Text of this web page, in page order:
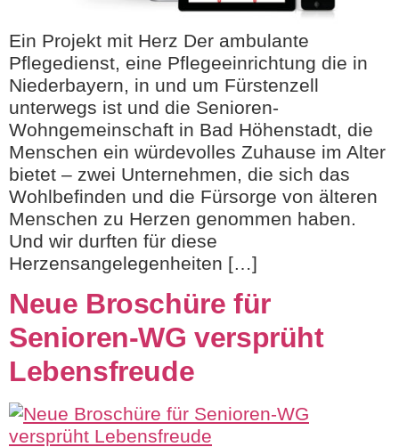
Ein Projekt mit Herz Der ambulante
Pflegedienst, eine Pflegeeinrichtung die in
Niederbayern, in und um Fürstenzell
unterwegs ist und die Senioren-
Wohngemeinschaft in Bad Höhenstadt, die
Menschen ein würdevolles Zuhause im Alter
bietet – zwei Unternehmen, die sich das
Wohlbefinden und die Fürsorge von älteren
Menschen zu Herzen genommen haben.
Und wir durften für diese
Herzensangelegenheiten […]
Neue Broschüre für
Senioren-WG versprüht
Lebensfreude